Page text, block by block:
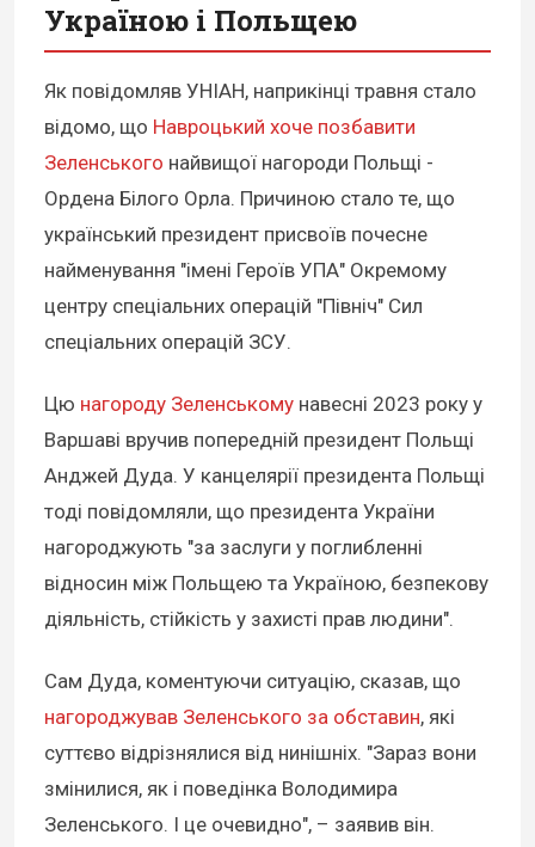
Україною і Польщею
Як повідомляв УНІАН, наприкінці травня стало
відомо, що Навроцький хоче позбавити
Зеленського найвищої нагороди Польщі -
Ордена Білого Орла. Причиною стало те, що
український президент присвоїв почесне
найменування "імені Героїв УПА" Окремому
центру спеціальних операцій "Північ" Сил
спеціальних операцій ЗСУ.
Цю нагороду Зеленському навесні 2023 року у
Варшаві вручив попередній президент Польщі
Анджей Дуда. У канцелярії президента Польщі
тоді повідомляли, що президента України
нагороджують "за заслуги у поглибленні
відносин між Польщею та Україною, безпекову
діяльність, стійкість у захисті прав людини".
Сам Дуда, коментуючи ситуацію, сказав, що
нагороджував Зеленського за обставин, які
суттєво відрізнялися від нинішніх. "Зараз вони
змінилися, як і поведінка Володимира
Зеленського. І це очевидно", – заявив він.